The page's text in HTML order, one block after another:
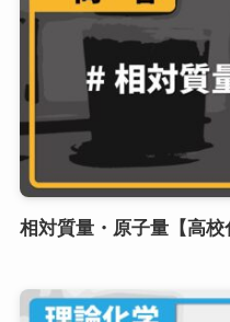
相対質量・原子量【高校